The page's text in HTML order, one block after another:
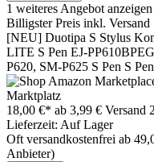
1 weiteres Angebot anzeigen
Billigster Preis inkl. Versand
[NEU] Duotipa S Stylus
LITE S Pen EJ-
P620, SM-P625 S Pen S
Marktplatz
18,00 €* ab 3,99 € Versand
Lieferzeit: Auf Lager
Oft versandkostenfrei ab
Anbieter)